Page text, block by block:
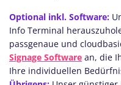
Optional inkl. Software:
Info Terminal
passgenaue und
Signage Software an, die
Ihre individuellen